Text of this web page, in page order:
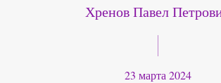
Хренов Павел
23 марта 2024